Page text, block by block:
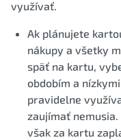
využívať.
Ak plánujete
nákupy a všetky
späť na kartu,
obdobím a
pravidelne
zaujímať
však za kartu